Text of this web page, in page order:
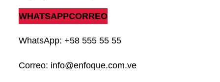
WHATSAPPCORREO
WhatsApp: +58 555 55 55
Correo: info@enfoque.com.ve